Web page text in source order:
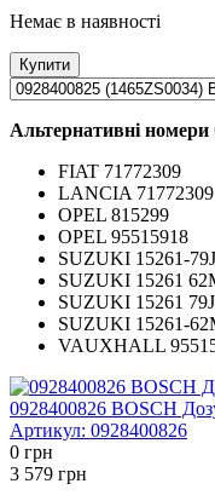
Немає в наявності
Купити
Альтернативні
FIAT 71772309
LANCIA 71772309
OPEL 815299
OPEL 95515918
SUZUKI 15261-
SUZUKI 15261
SUZUKI 15261
SUZUKI 15261-
VAUXHALL
0928400826 BOSCH
Артикул: 0928400826
0 грн
3 579 грн